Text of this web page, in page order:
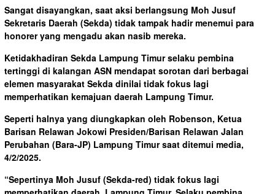
Sangat disayangkan, saat aksi berlangsung Moh Jusuf
Sekretaris Daerah (Sekda) tidak tampak hadir menemui para
honorer yang mengadu akan nasib mereka.
Ketidakhadiran Sekda Lampung Timur selaku pembina
tertinggi di kalangan ASN mendapat sorotan dari berbagai
elemen masyarakat Sekda dinilai tidak fokus lagi
memperhatikan kemajuan daerah Lampung Timur.
Seperti halnya yang diungkapkan oleh Robenson, Ketua
Barisan Relawan Jokowi Presiden/Barisan Relawan Jalan
Perubahan (Bara-JP) Lampung Timur saat ditemui media,
4/2/2025.
“Sepertinya Moh Jusuf (Sekda-red) tidak fokus lagi